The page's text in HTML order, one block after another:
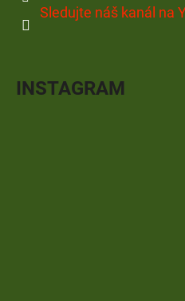
Sledujte náš kanál na
INSTAGRAM